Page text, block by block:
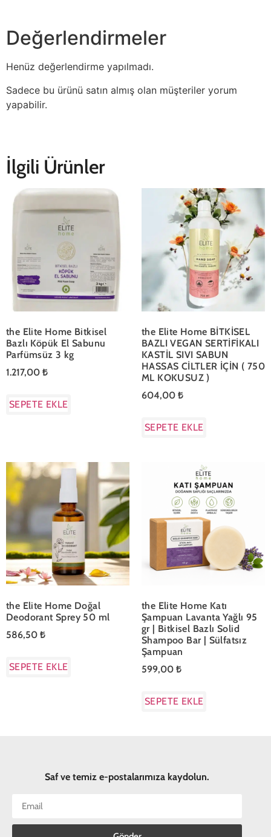
Değerlendirmeler
Henüz değerlendirme yapılmadı.
Sadece bu ürünü satın almış olan müşteriler yorum
yapabilir.
İlgili Ürünler
the Elite Home Bitkisel
Bazlı Köpük El Sabunu
Parfümsüz 3 kg
1.217,00 ₺
SEPETE EKLE
the Elite Home BİTKİSEL
BAZLI VEGAN SERTİFİKALI
KASTİL SIVI SABUN
HASSAS CİLTLER İÇİN ( 750
ML KOKUSUZ )
604,00 ₺
SEPETE EKLE
the Elite Home Doğal
Deodorant Sprey 50 ml
586,50 ₺
SEPETE EKLE
the Elite Home Katı
Şampuan Lavanta Yağlı 95
gr | Bitkisel Bazlı Solid
Shampoo Bar | Sülfatsız
Şampuan
599,00 ₺
SEPETE EKLE
Saf ve temiz e-postalarımıza kaydolun.